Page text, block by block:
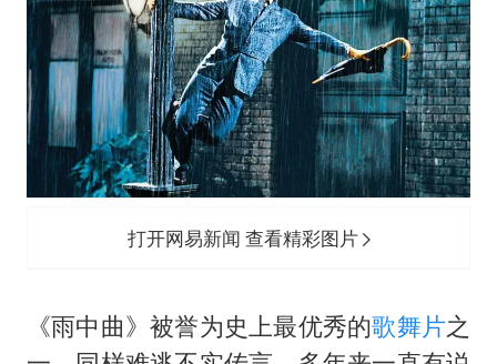
打开网易新闻 查看精彩图片
《雨中曲》被誉为史上最优秀的歌舞片之